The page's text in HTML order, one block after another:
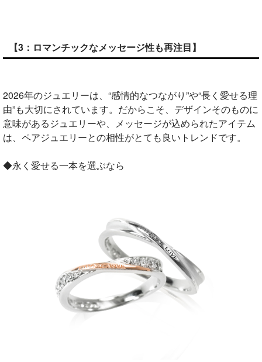
【3：ロマンチックなメッセージ性も再注目】
2026年のジュエリーは、“感情的なつながり”や“長く愛せる理
由”も大切にされています。だからこそ、デザインそのものに
意味があるジュエリーや、メッセージが込められたアイテム
は、ペアジュエリーとの相性がとても良いトレンドです。
◆永く愛せる一本を選ぶなら